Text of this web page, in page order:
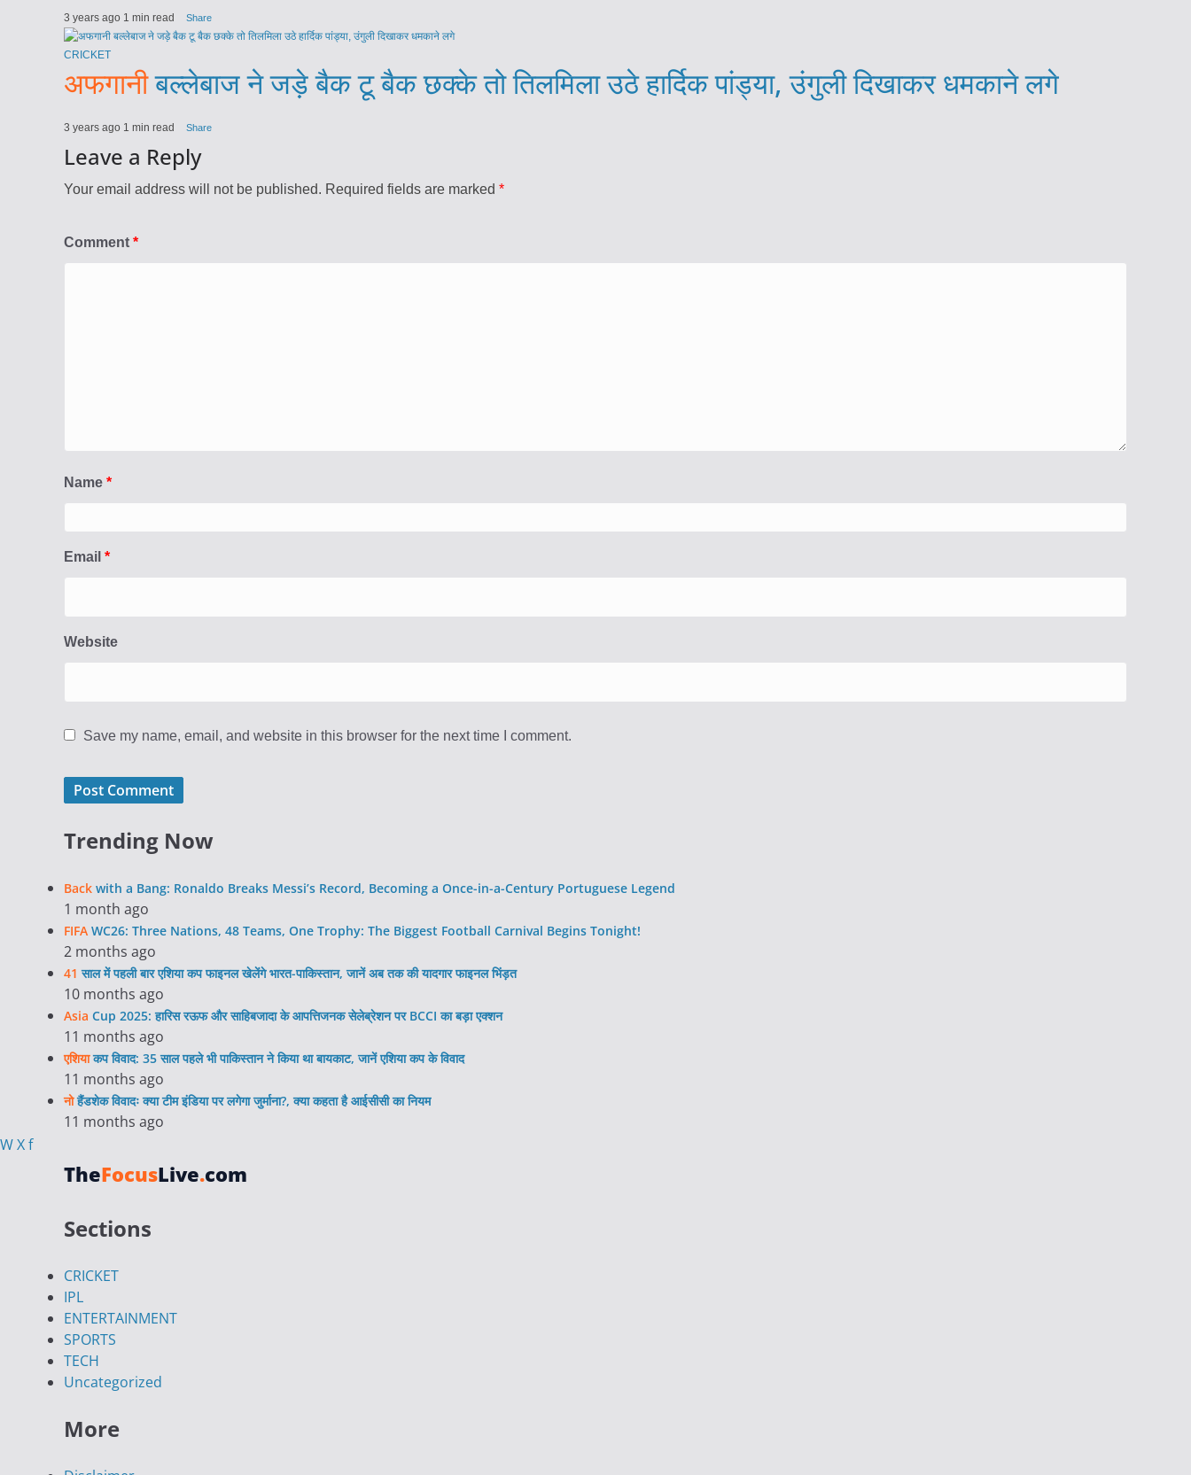
3 years ago 1 min read Share
CRICKET
अफगानीबल्लेबाज ने जड़े बैक टू बैक छक्के तो तिलमिला उठे हार्दिक पांड्या, उंगुली दिखाकर धमकाने लगे
3 years ago 1 min read Share
Leave a Reply
Your email address will not be published. Required fields are marked *
Comment *
Name *
Email *
Website
Save my name, email, and website in this browser for the next time I comment.
Trending Now
Back with a Bang: Ronaldo Breaks Messi’s Record, Becoming a Once-in-a-Century Portuguese Legend
1 month ago
FIFA WC26: Three Nations, 48 Teams, One Trophy: The Biggest Football Carnival Begins Tonight!
2 months ago
41 साल में पहली बार एशिया कप फाइनल खेलेंगे भारत-पाकिस्तान, जानें अब तक की यादगार फाइनल भिंड़त
10 months ago
Asia Cup 2025: हारिस रऊफ और साहिबजादा के आपत्तिजनक सेलेब्रेशन पर BCCI का बड़ा एक्शन
11 months ago
एशियाकप विवाद: 35 साल पहले भी पाकिस्तान ने किया था बायकाट, जानें एशिया कप के विवाद
11 months ago
नोहैंडशेक विवादः क्या टीम इंडिया पर लगेगा जुर्माना?, क्या कहता है आईसीसी का नियम
11 months ago
WXf
TheFocusLive.com
Sections
CRICKET
IPL
ENTERTAINMENT
SPORTS
TECH
Uncategorized
More